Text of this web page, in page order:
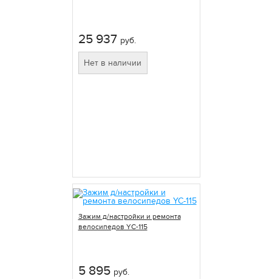
25 937 руб.
Нет в наличии
Зажим д/настройки и ремонта
велосипедов YC-115
5 895 руб.